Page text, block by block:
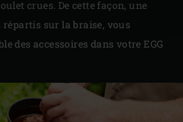
crues. De cette façon, une
répartis sur la braise, vous
des accessoires dans votre EGG